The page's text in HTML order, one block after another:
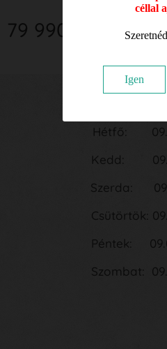
céllal
Igen
79 990
Hétfő:
Kedd:
Szerda:
Csütörtök:
Péntek:
Szombat: